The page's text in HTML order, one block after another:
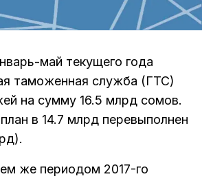
май текущего года
таможенная служба (ГТС)
на сумму 16.5 млрд сомов.
в 14.7 млрд перевыполнен
же периодом 2017-го